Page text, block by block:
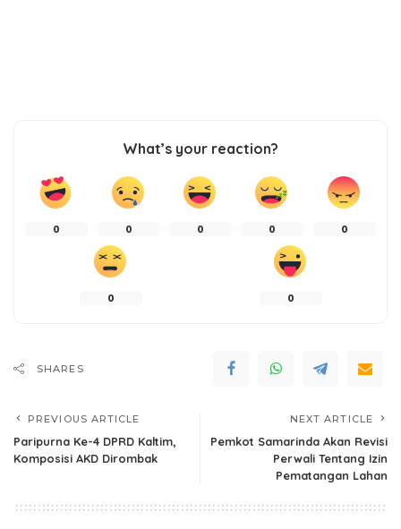
What’s your reaction?
0 0 0 0 0
0 0
SHARES
PREVIOUS ARTICLE
Paripurna Ke-4 DPRD Kaltim,
Komposisi AKD Dirombak
NEXT ARTICLE
Pemkot Samarinda Akan Revisi
Perwali Tentang Izin
Pematangan Lahan